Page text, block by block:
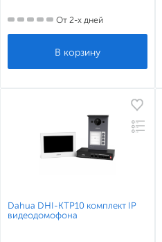
От 2-х дней
Dahua DHI-KTP10 комплект IP
видеодомофона